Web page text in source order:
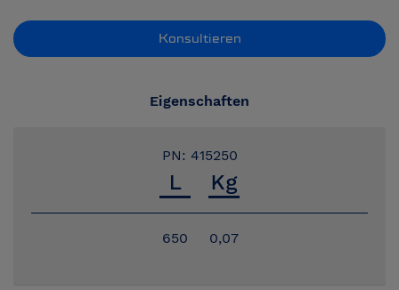
Konsultieren
Eigenschaften
PN: 415250
650 0,07